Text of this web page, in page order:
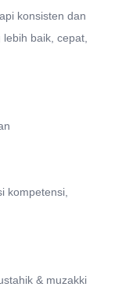
konsisten dan
baik, cepat,
kompetensi,
& muzakki